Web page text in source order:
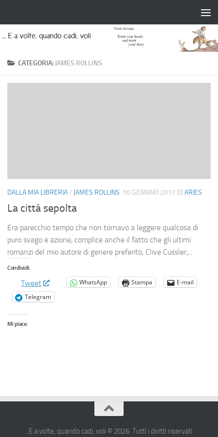
CATEGORIA: JAMES ROLLINS
DALLA MIA LIBRERIA/ JAMES ROLLINS 10 GENNAIO 2017 DI ARIES
La città sepolta
Era parecchio tempo che non tornavo a leggere qualcosa di
puro svago e azione, complice anche il fatto che gli ultimi
romanzi del mio autore di genere preferito, Clive Cussler,...
Condividi:
Tweet WhatsApp Stampa
E-mail
Telegram
Mi piace:
...E a volte, quando cadi, voli © 2026. Tutti i diritti riservati.